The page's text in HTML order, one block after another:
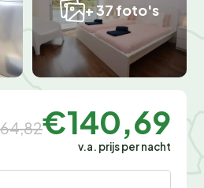
+ 37 foto's
€140,69
v.a. prijs per nacht